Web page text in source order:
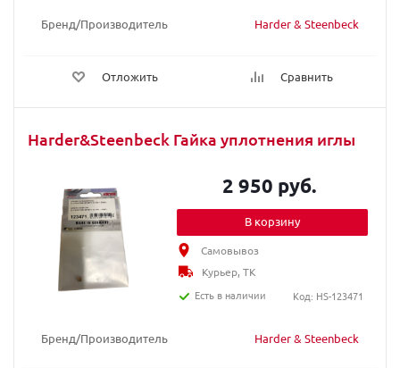
Бренд/Производитель Harder & Steenbeck
Отложить Сравнить
Harder&Steenbeck Гайка уплотнения иглы
Бренд/Производитель Harder & Steenbeck
2 950 руб.
В корзину
Самовывоз
Курьер, ТК
Есть в наличии
Код: HS-123471